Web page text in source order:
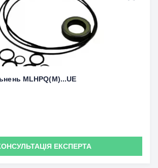
MLHPQ(M)...UE
ЕКСПЕРТА